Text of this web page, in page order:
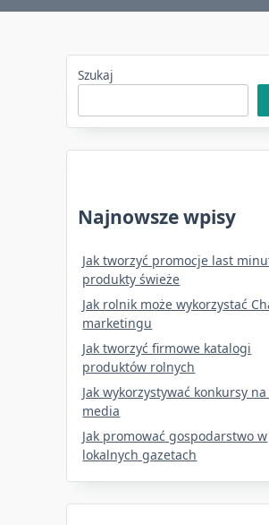
Szukaj
Najnowsze wpisy
Jak tworzyć promocje last
produkty świeże
Jak rolnik może wykorzystać
marketingu
Jak tworzyć firmowe katalogi
produktów rolnych
Jak wykorzystywać konkursy
media
Jak promować gospodarstwo w
lokalnych gazetach